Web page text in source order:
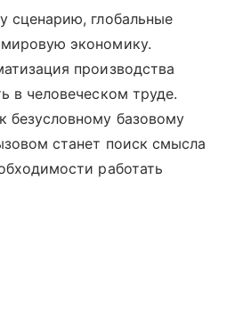
сценарию, глобальные
экономику.
производства
в человеческом труде.
безусловному базовому
станет поиск смысла
работать